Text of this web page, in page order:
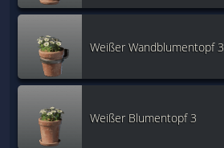
Weißer Wandblumentopf 3
Weißer Blumentopf 3